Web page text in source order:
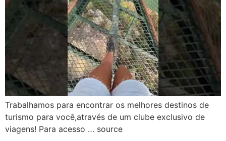
Trabalhamos para encontrar os melhores destinos de
turismo para você,através de um clube exclusivo de
viagens! Para acesso … source